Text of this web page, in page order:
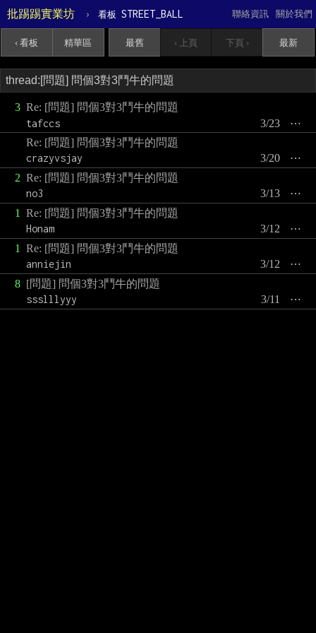
批踢踢實業坊 › 看板 STREET_BALL 關於我們
聯絡資訊
‹ 看板 精華區 最舊 ‹ 上頁 下頁 › 最新
3 Re: [問題] 問個3對3鬥牛的問題
tafccs
⋯
3/23
Re: [問題] 問個3對3鬥牛的問題
crazyvsjay
⋯
3/20
2 Re: [問題] 問個3對3鬥牛的問題
no3
⋯
3/13
1
Re: [問題] 問個3對3鬥牛的問題
Honam
⋯
3/12
1
Re: [問題] 問個3對3鬥牛的問題
anniejin
⋯
3/12
8 [問題] 問個3對3鬥牛的問題
ssslllyyy
⋯
3/11